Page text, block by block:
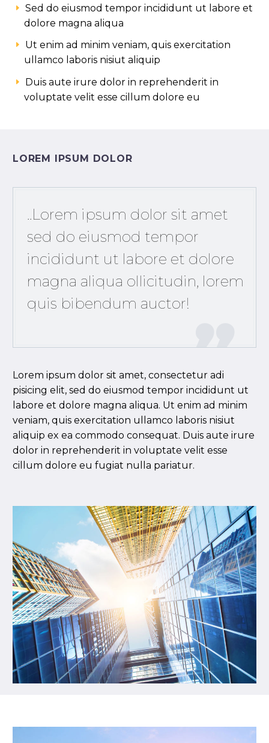
Sed do eiusmod tempor incididunt ut labore et
dolore magna aliqua
Ut enim ad minim veniam, quis exercitation
ullamco laboris nisiut aliquip
Duis aute irure dolor in reprehenderit in
voluptate velit esse cillum dolore eu
LOREM IPSUM DOLOR
..Lorem ipsum dolor sit amet
sed do eiusmod tempor
incididunt ut labore et dolore
magna aliqua ollicitudin, lorem
quis bibendum auctor!

Lorem ipsum dolor sit amet, consectetur adi
pisicing elit, sed do eiusmod tempor incididunt ut
labore et dolore magna aliqua. Ut enim ad minim
veniam, quis exercitation ullamco laboris nisiut
aliquip ex ea commodo consequat. Duis aute irure
dolor in reprehenderit in voluptate velit esse
cillum dolore eu fugiat nulla pariatur.